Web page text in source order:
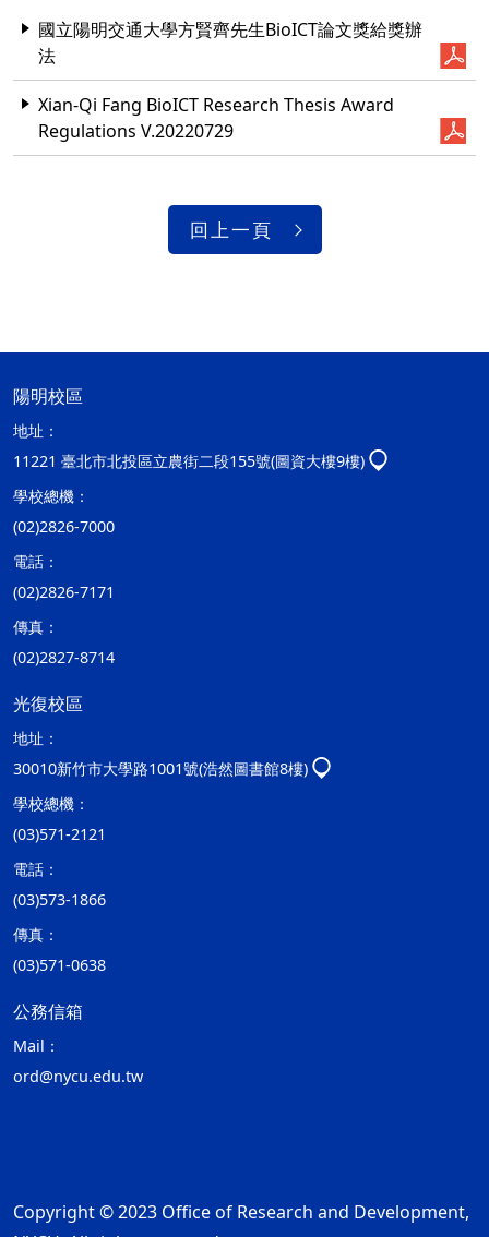
國立陽明交通大學方賢齊先生BioICT論文獎給獎辦
法
Xian-Qi Fang BioICT Research Thesis Award
Regulations V.20220729
回上一頁
陽明校區
地址：
11221 臺北市北投區立農街二段155號(圖資大樓9樓)
學校總機：
(02)2826-7000
電話：
(02)2826-7171
傳真：
(02)2827-8714
光復校區
地址：
30010新竹市大學路1001號(浩然圖書館8樓)
學校總機：
(03)571-2121
電話：
(03)573-1866
傳真：
(03)571-0638
公務信箱
Mail：
ord@nycu.edu.tw
Copyright © 2023 Office of Research and Development,